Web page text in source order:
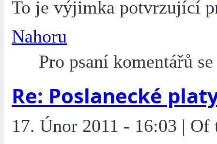
To je výjimka potvrzující
Nahoru
Pro psaní komentářů
Re: Poslanecké
17. Únor 2011 - 16:03 | Of